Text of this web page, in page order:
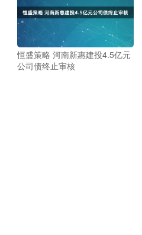
恒盛策略 河南新惠建投4.5亿元
公司债终止审核